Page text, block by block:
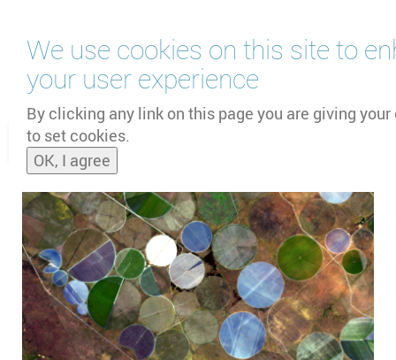
We use cookies on this site to
your user experience
By clicking any link on this page you are giving
to set cookies.
OK, I agree
main
content
and